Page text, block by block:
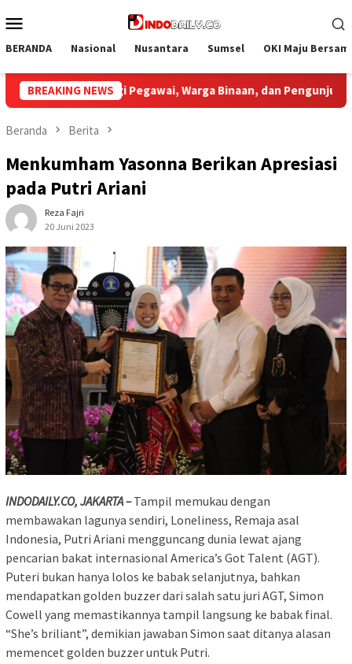
ke
Mobile
BERANDA Nasional Nusantara Sumsel OKI Maju
BREAKING NEWS
dan Pengunjung Bupati Muba Sambut Aspirasi
Beranda Berita
Menkumham Yasonna Berikan Apresiasi
pada Putri Ariani
Reza Fajri
20 Juni 2023
INDODAILY.CO, JAKARTA – Tampil memukau dengan
membawakan lagunya sendiri, Loneliness, Remaja asal
Indonesia, Putri Ariani mengguncang dunia lewat ajang
pencarian bakat internasional America’s Got Talent (AGT).
Puteri bukan hanya lolos ke babak selanjutnya, bahkan
mendapatkan golden buzzer dari salah satu juri AGT, Simon
Cowell yang memastikannya tampil langsung ke babak final.
“She’s briliant”, demikian jawaban Simon saat ditanya alasan
memencet golden buzzer untuk Putri.